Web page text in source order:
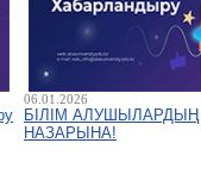
06.01.2026
БІЛІМ АЛУШЫЛАРДЫҢ
НАЗАРЫНА!